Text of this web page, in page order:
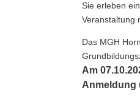
Sie erleben
Veranstaltung
Das MGH
Am
Anmeldung